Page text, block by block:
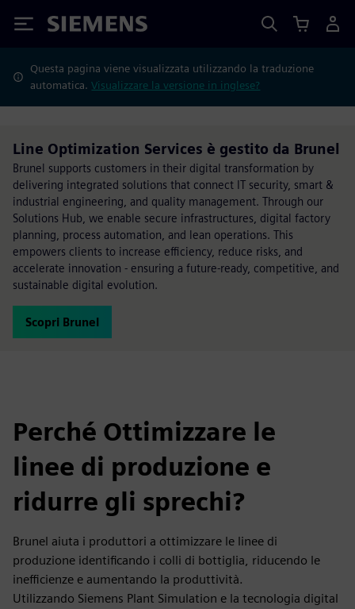
Siemens
Questa pagina viene visualizzata utilizzando la traduzione
automatica.Visualizzare la versione in inglese?
Line Optimization Services è gestito da Brunel
Brunel supports customers in their digital transformation by
delivering integrated solutions that connect IT security, smart &
industrial engineering, and quality management. Through our
Solutions Hub, we enable secure infrastructures, digital factory
planning, process automation, and lean operations. This
empowers clients to increase efficiency, reduce risks, and
accelerate innovation - ensuring a future-ready, competitive, and
sustainable digital evolution.
Scopri Brunel
Perché Ottimizzare le
linee di produzione e
ridurre gli sprechi?
Brunel aiuta i produttori a ottimizzare le linee di
produzione identificando i colli di bottiglia, riducendo le
inefficienze e aumentando la produttività.
Utilizzando Siemens Plant Simulation e la tecnologia digital